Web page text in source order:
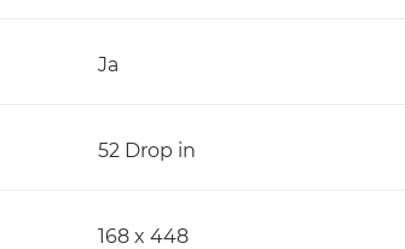
Ja
52 Drop in
168 x 448